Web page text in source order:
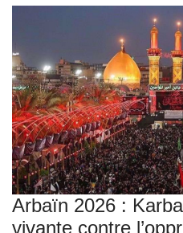
Arbaïn 2026 :
vivante contre